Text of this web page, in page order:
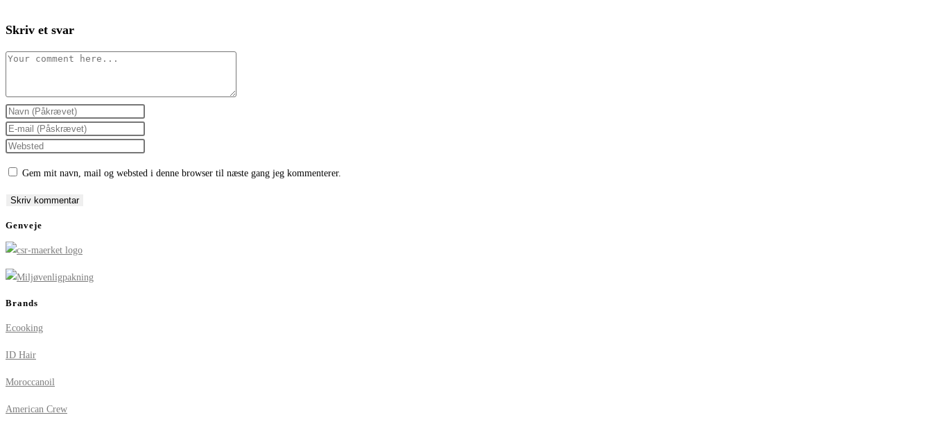
Skriv et svar
Comment
Enter
your
name
to
Enter
your
to
Enter
URL
Gem mit navn, mail og websted i denne browser til næste gang jeg kommenterer.
Genveje
Brands
Ecooking
ID Hair
Moroccanoil
American Crew